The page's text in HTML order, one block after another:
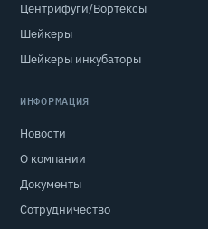
Центрифуги/Вортексы
Шейкеры
Шейкеры инкубаторы
ИНФОРМАЦИЯ
Новости
О компании
Документы
Сотрудничество